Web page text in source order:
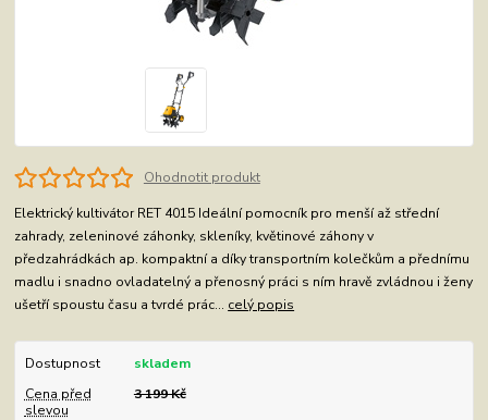
Ohodnotit produkt
Elektrický kultivátor RET 4015 Ideální pomocník pro menší až střední
zahrady, zeleninové záhonky, skleníky, květinové záhony v
předzahrádkách ap. kompaktní a díky transportním kolečkům a přednímu
madlu i snadno ovladatelný a přenosný práci s ním hravě zvládnou i ženy
ušetří spoustu času a tvrdé prác... celý popis
Dostupnost
skladem
Cena před
slevou
3 199 Kč